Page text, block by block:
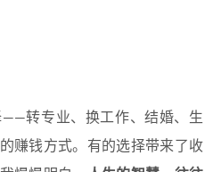
转专业、换工作、结婚、生
赚钱方式。有的选择带来了收